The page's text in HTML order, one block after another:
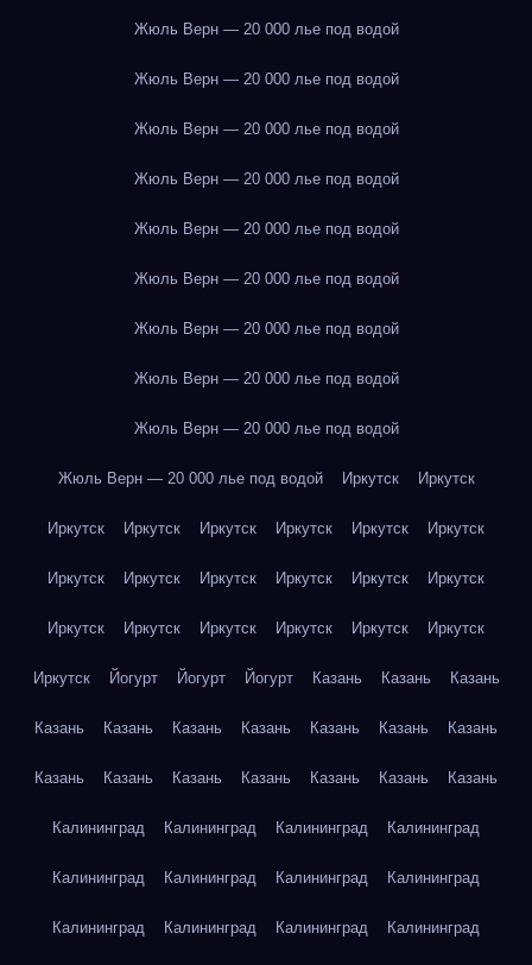
Жюль Верн — 20 000 лье под водой
Жюль Верн — 20 000 лье под водой
Жюль Верн — 20 000 лье под водой
Жюль Верн — 20 000 лье под водой
Жюль Верн — 20 000 лье под водой
Жюль Верн — 20 000 лье под водой
Жюль Верн — 20 000 лье под водой
Жюль Верн — 20 000 лье под водой
Жюль Верн — 20 000 лье под водой
Жюль Верн — 20 000 лье под водой Иркутск Иркутск
Иркутск Иркутск Иркутск Иркутск Иркутск Иркутск
Иркутск Иркутск Иркутск Иркутск Иркутск Иркутск
Иркутск Иркутск Иркутск Иркутск Иркутск Иркутск
Иркутск Йогурт Йогурт Йогурт Казань Казань Казань
Казань Казань Казань Казань Казань Казань Казань
Казань Казань Казань Казань Казань Казань Казань
Калининград Калининград Калининград Калининград
Калининград Калининград Калининград Калининград
Калининград Калининград Калининград Калининград